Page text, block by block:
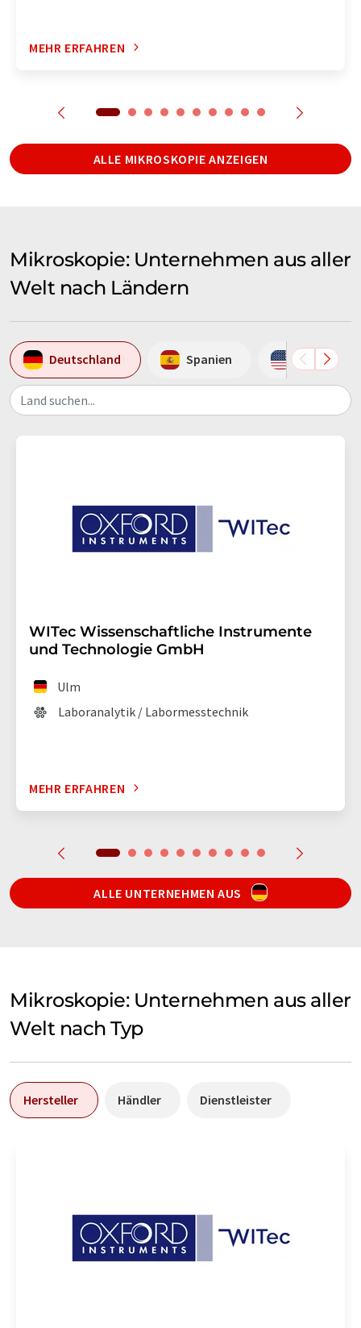
MEHR ERFAHREN
ALLE MIKROSKOPIE ANZEIGEN
Mikroskopie: Unternehmen aus aller
Welt nach Ländern
Deutschland Spanien USA
Land suchen...
WITec Wissenschaftliche Instrumente
und Technologie GmbH
Ulm
Laboranalytik / Labormesstechnik
MEHR ERFAHREN
ALLE UNTERNEHMEN AUS
Mikroskopie: Unternehmen aus aller
Welt nach Typ
Hersteller Händler Dienstleister